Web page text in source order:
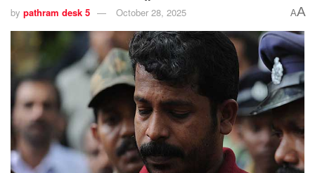
by pathram desk 5 October 28, 2025 AA